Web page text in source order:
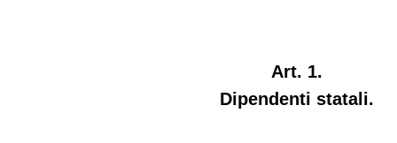
Art. 1.
Dipendenti statali.